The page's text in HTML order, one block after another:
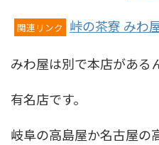
関連リンク 峠の茶寮 みわ
みわ屋は別で本店がある
有名店です。
岐阜の高島屋か名古屋の